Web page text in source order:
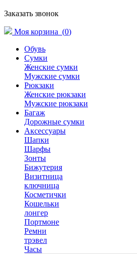
Заказать звонок
Моя корзина (0)
Обувь
Сумки
Женские сумки
Мужские сумки
Рюкзаки
Женские рюкзаки
Мужские рюкзаки
Багаж
Дорожные сумки
Аксессуары
Шапки
Шарфы
Зонты
Бижутерия
Визитница
ключница
Косметички
Кошельки
лонгер
Портмоне
Ремни
трэвел
Часы